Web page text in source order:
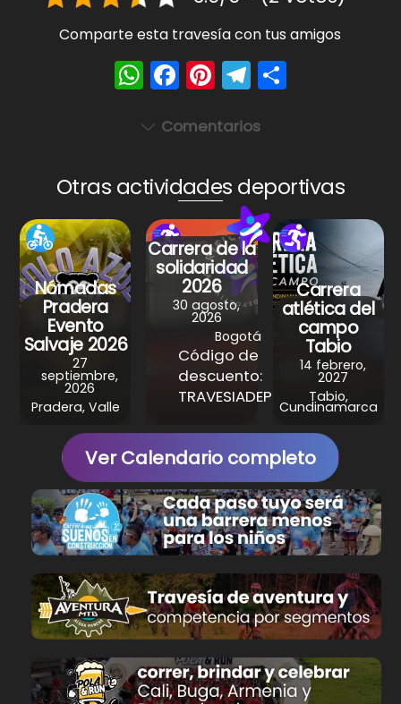
Comparte esta travesía con tus amigos
W
h
a
A
p
p
F
a
c
b
o
o
k
Pi
nt
er
st
T
el
e
a
m
Comentarios
Otras actividades deportivas
Nómadas
Pradera
Evento
Salvaje 2026
27
septiembre,
2026
Pradera, Valle
Carrera de la
solidaridad
2026
30 agosto,
2026
Bogotá
Código de
descuento:
TRAVESIADEPORTIVA
Carrera
atlética del
campo
Tabio
14 febrero,
2027
Tabio,
Cundinamarca
Ver Calendario completo